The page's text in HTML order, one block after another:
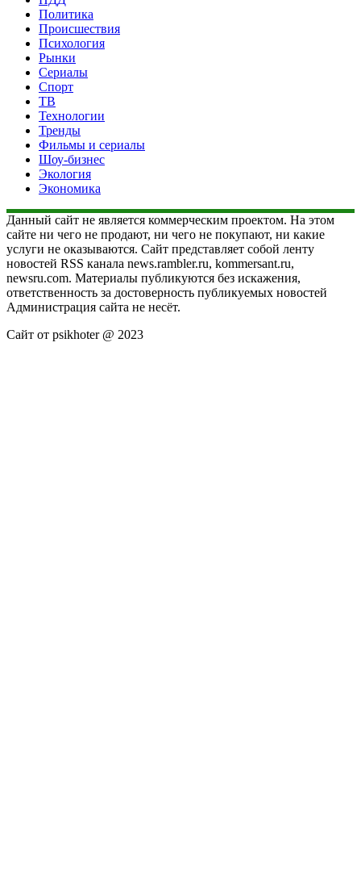
Политика
Происшествия
Психология
Рынки
Сериалы
Спорт
ТВ
Технологии
Тренды
Фильмы и сериалы
Шоу-бизнес
Экология
Экономика
Данный сайт не является коммерческим проектом. На этом
сайте ни чего не продают, ни чего не покупают, ни какие
услуги не оказываются. Сайт представляет собой ленту
новостей RSS канала news.rambler.ru, kommersant.ru,
newsru.com. Материалы публикуются без искажения,
ответственность за достоверность публикуемых новостей
Администрация сайта не несёт.
Сайт от psikhoter @ 2023